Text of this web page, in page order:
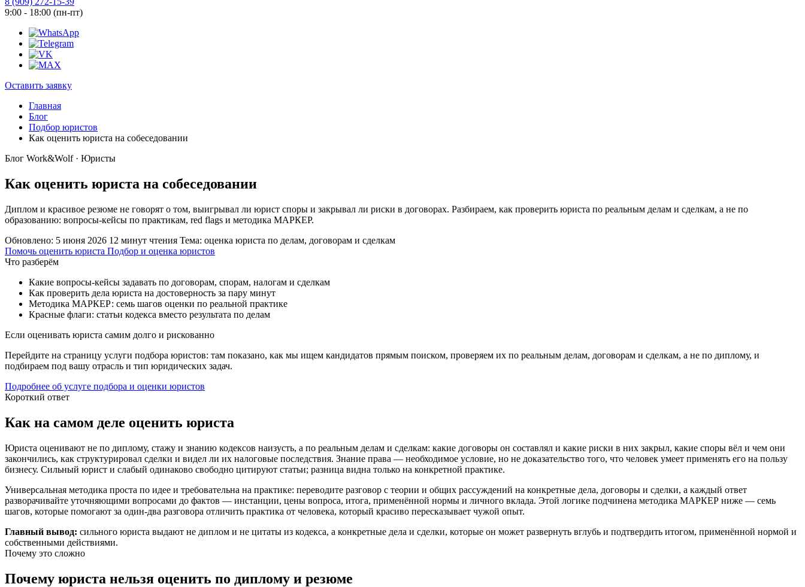
9:00 - 18:00 (пн-пт)
Оставить заявку
Главная
Блог
Подбор юристов
Как оценить юриста на собеседовании
Блог Work&Wolf · Юристы
Как оценить юриста на собеседовании
Диплом и красивое резюме не говорят о том, выигрывал ли юрист споры и закрывал ли риски в договорах. Разбираем, как проверить юриста по реальным делам и сделкам, а не по
образованию: вопросы-кейсы по практикам, red flags и методика МАРКЕР.
Обновлено: 5 июня 2026 12 минут чтения Тема: оценка юриста по делам, договорам и сделкам
Помочь оценить юриста Подбор и оценка юристов
Что разберём
Какие вопросы-кейсы задавать по договорам, спорам, налогам и сделкам
Как проверить дела юриста на достоверность за пару минут
Методика МАРКЕР: семь шагов оценки по реальной практике
Красные флаги: статьи кодекса вместо результата по делам
Если оценивать юриста самим долго и рискованно
Перейдите на страницу услуги подбора юристов: там показано, как мы ищем кандидатов прямым поиском, проверяем их по реальным делам, договорам и сделкам, а не по диплому, и
подбираем под вашу отрасль и тип юридических задач.
Подробнее об услуге подбора и оценки юристов
Короткий ответ
Как на самом деле оценить юриста
Юриста оценивают не по диплому, стажу и знанию кодексов наизусть, а по реальным делам и сделкам: какие договоры он составлял и какие риски в них закрыл, какие споры вёл и чем они
закончились, как структурировал сделки и видел ли их налоговые последствия. Знание права — необходимое условие, но не доказательство того, что человек умеет применять его на пользу
бизнесу. Сильный юрист и слабый одинаково свободно цитируют статьи; разница видна только на конкретной практике.
Универсальная методика проста по идее и требовательна на практике: переводите разговор с теории и общих рассуждений на конкретные дела, договоры и сделки, а каждый ответ
разворачивайте уточняющими вопросами до фактов — инстанции, цены вопроса, итога, применённой нормы и личного вклада. Этой логике подчинена методика МАРКЕР ниже — семь
шагов, которые помогают за один-два разговора отличить практика от человека, который красиво пересказывает чужой опыт.
Главный вывод: сильного юриста выдают не диплом и не цитаты из кодекса, а конкретные дела и сделки, которые он может развернуть вглубь и подтвердить итогом, применённой нормой и
собственными действиями.
Почему это сложно
Почему юриста нельзя оценить по диплому и резюме